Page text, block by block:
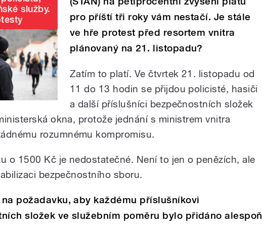
služby.
pro příští tři roky vám nestačí. Je stále
ve hře protest před resortem vnitra
plánovaný na 21. listopadu?
Zatím to platí. Ve čtvrtek 21. listopadu od
11 do 13 hodin se přijdou policisté, hasiči
a další příslušníci bezpečnostních složek
okna, protože jednání s ministrem vnitra
rozumnému kompromisu.
o 1500 Kč je nedostatečné. Není to jen o penězích, ale
bezpečnostního sboru.
požadavku, aby každému příslušníkovi
složek ve služebním poměru bylo přidáno alespoň